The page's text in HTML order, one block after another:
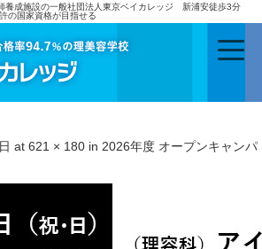
養成施設の一般社団法人東京ベイカレッジ 新浦安徒歩3分
の国家資格が目指せる
at 621 × 180 in 2026年度 オープンキャンパ